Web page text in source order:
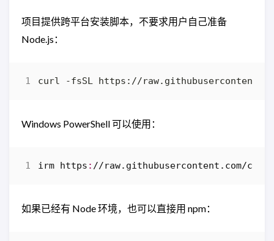
项目提供跨平台安装脚本，不要求用户自己准备
Node.js：
curl -fsSL https://
Windows PowerShell 可以使用：
irm https : //raw. githubusercontent . com/
如果已经有 Node 环境，也可以直接用 npm：